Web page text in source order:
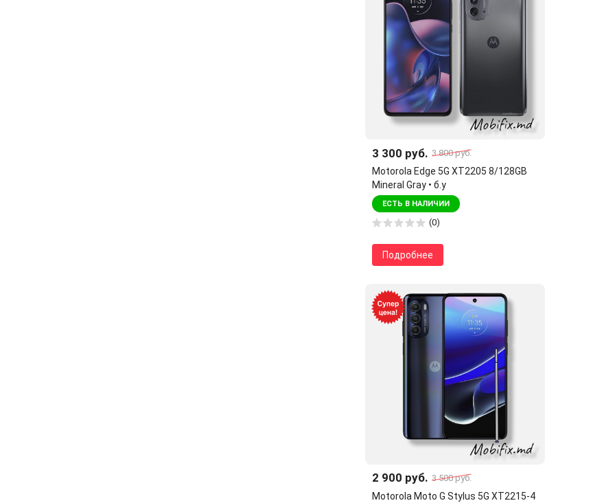
3 300 руб. 3 800 руб.
Motorola Edge 5G XT2205 8/128GB
Mineral Gray • б.у
ЕСТЬ В НАЛИЧИИ
(0)
Подробнее
2 900 руб. 3 500 руб.
Motorola Moto G Stylus 5G XT2215-4